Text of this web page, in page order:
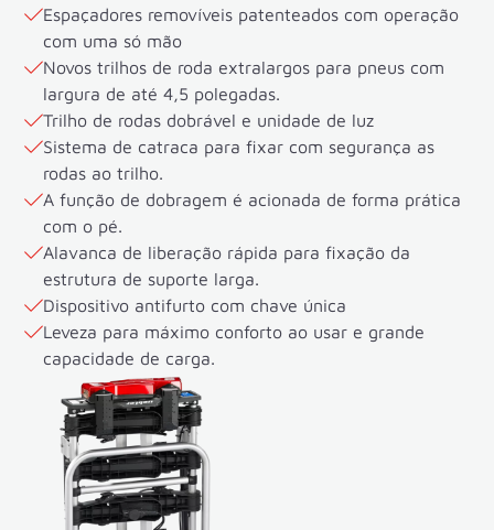
Espaçadores removíveis patenteados com operação
com uma só mão
Novos trilhos de roda extralargos para pneus com
largura de até 4,5 polegadas.
Trilho de rodas dobrável e unidade de luz
Sistema de catraca para fixar com segurança as
rodas ao trilho.
A função de dobragem é acionada de forma prática
com o pé.
Alavanca de liberação rápida para fixação da
estrutura de suporte larga.
Dispositivo antifurto com chave única
Leveza para máximo conforto ao usar e grande
capacidade de carga.